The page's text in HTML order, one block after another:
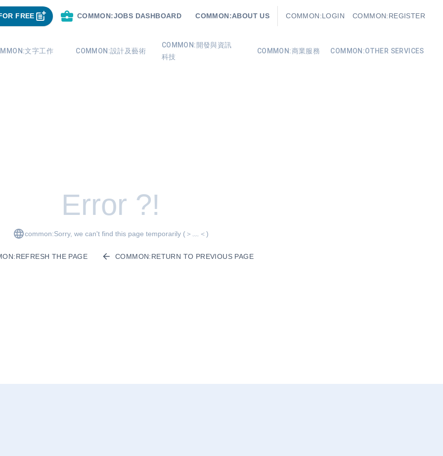
FREE COMMON:JOBS DASHBOARD COMMON:ABOUT US COMMON:LOGIN COMMON:REGISTER
文字工作 COMMON:設計及藝術
COMMON:開發與資訊
科技
COMMON:商業服務 COMMON:OTHER SERVICES
Error ?!
common:Sorry, we can't find this page temporarily (＞﹏＜)
THE PAGE COMMON:RETURN TO PREVIOUS PAGE